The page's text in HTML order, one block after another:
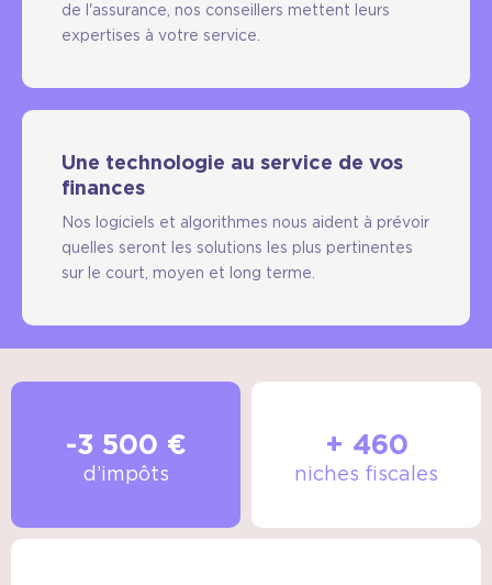
de l'assurance, nos conseillers mettent leurs
expertises à votre service.
Une technologie au service de vos
finances
Nos logiciels et algorithmes nous aident à prévoir
quelles seront les solutions les plus pertinentes
sur le court, moyen et long terme.
-3 500 €
d’impôts
+ 460
niches fiscales